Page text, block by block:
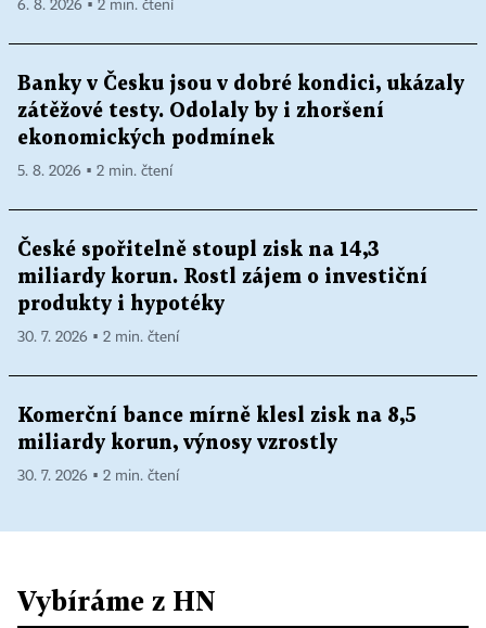
6. 8. 2026 ▪ 2 min. čtení
Banky v Česku jsou v dobré kondici, ukázaly
zátěžové testy. Odolaly by i zhoršení
ekonomických podmínek
5. 8. 2026 ▪ 2 min. čtení
České spořitelně stoupl zisk na 14,3
miliardy korun. Rostl zájem o investiční
produkty i hypotéky
30. 7. 2026 ▪ 2 min. čtení
Komerční bance mírně klesl zisk na 8,5
miliardy korun, výnosy vzrostly
30. 7. 2026 ▪ 2 min. čtení
Vybíráme z HN